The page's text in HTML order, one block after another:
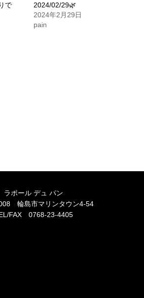
で
2024/02/29🌿
2024年2月29日
pain
ラポール デュ パン
輪島市マリンタウン4-54
FAX 0768-23-4405